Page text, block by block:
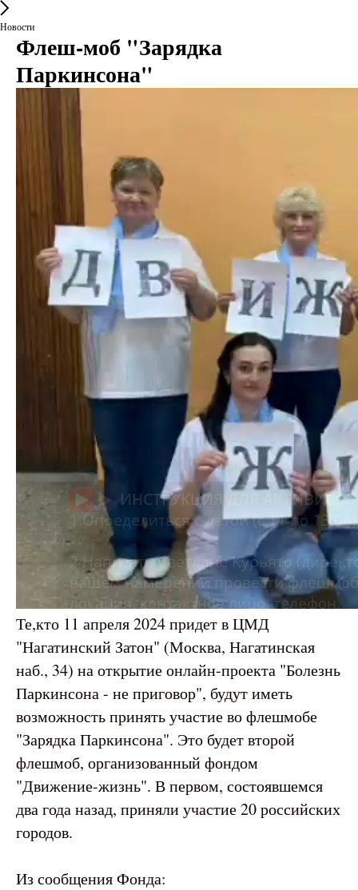
Новости
Флеш-моб "Зарядка
Паркинсона"
Те,кто 11 апреля 2024 придет в ЦМД
"Нагатинский Затон" (Москва, Нагатинская
наб., 34) на открытие онлайн-проекта "Болезнь
Паркинсона - не приговор", будут иметь
возможность принять участие во флешмобе
"Зарядка Паркинсона". Это будет второй
флешмоб, организованный фондом
"Движение-жизнь". В первом, состоявшемся
два года назад, приняли участие 20 российских
городов.
Из сообщения Фонда: